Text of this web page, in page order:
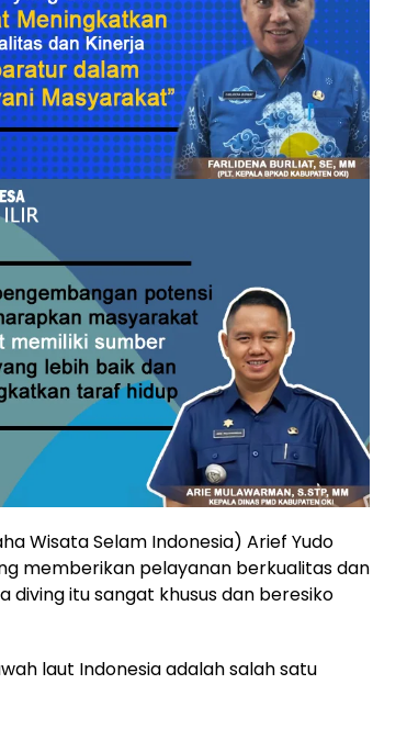
Wisata Selam Indonesia) Arief Yudo
memberikan pelayanan berkualitas dan
itu sangat khusus dan beresiko
laut Indonesia adalah salah satu